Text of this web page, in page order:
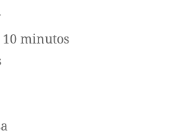
10 minutos